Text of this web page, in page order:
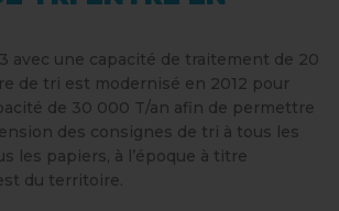
avec une capacité de traitement de 20
de tri est modernisé en 2012 pour
de 30 000 T/an afin de permettre
des consignes de tri à tous les
les papiers, à l’époque à titre
du territoire.